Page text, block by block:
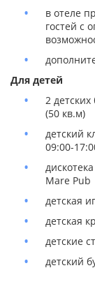
в отеле
гостей с
Для детей
2
(50 кв.м)
детский
09:00-
Mare Pub
детская
детская
детские
детский